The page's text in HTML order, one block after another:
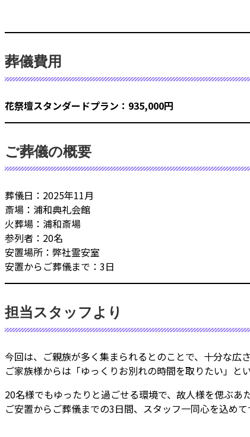
葬儀費用
花祭壇スタンダードプラン：935,000円
ご葬儀の概要
葬儀日：2025年11月
斎場：浦和典礼会館
火葬場：浦和斎場
参列者：20名
安置場所：弊社霊安室
安置からご葬儀まで：3日
担当スタッフより
今回は、ご親族が多く集まられるとのことで、十分な広
ご家族様からは「ゆっくりお別れの時間を取りたい」と
20名様でもゆったりと過ごせる環境で、故人様を偲ぶあ
ご安置からご葬儀までの3日間、スタッフ一同心を込めて